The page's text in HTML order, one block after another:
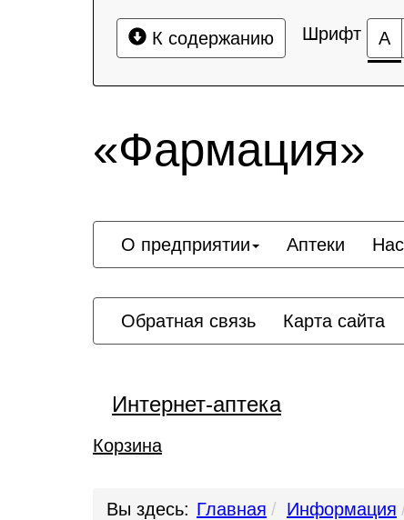
К содержанию Шрифт А
«Фармация»
О предприятии Аптеки
Обратная связь Карта сайта
Интернет-аптека
Корзина
Вы здесь: Главная Информация